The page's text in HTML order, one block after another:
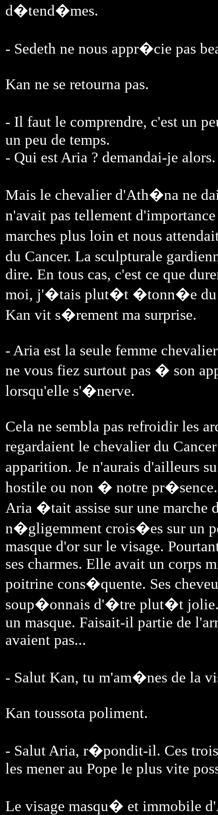
d�tend�mes.
- Sedeth ne nous appr�cie pas
Kan ne se retourna pas.
- Il faut le comprendre, c'est un
un peu de temps.
- Qui est Aria ? demandai-je alors.
Mais le chevalier d'Ath�na ne
n'avait pas tellement
marches plus loin et nous
du Cancer. La sculpturale
dire. En tous cas, c'est ce que
moi, j'�tais plut�t �tonn�e du
Kan vit s�rement ma surprise.
- Aria est la seule femme
ne vous fiez surtout pas � son
lorsqu'elle s'�nerve.
Cela ne sembla pas refroidir les
regardaient le chevalier du
apparition. Je n'aurais d'ailleurs
hostile ou non � notre pr�sence.
Aria �tait assise sur une marche
n�gligemment crois�es sur un
masque d'or sur le visage.
ses charmes. Elle avait un corps
poitrine cons�quente. Ses
soup�onnais d'�tre plut�t jolie.
un masque. Faisait-il partie de
avaient pas...
- Salut Kan, tu m'am�nes de la
Kan toussota poliment.
- Salut Aria, r�pondit-il. Ces trois
les mener au Pope le plus vite
Le visage masqu� et immobile